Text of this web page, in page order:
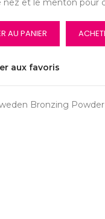
et le menton pour
AU PANIER
aux favoris
Bronzing Powder